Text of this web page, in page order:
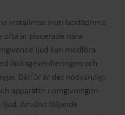
installeras inuti bostäderna
är placerade nära
ljud kan medföra
läckageverifieringen och
Därför är det nödvändigt
apparater i omgivningen
ljud. Använd följande